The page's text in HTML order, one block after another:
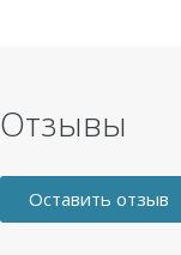
Отзывы
Оставить отзыв